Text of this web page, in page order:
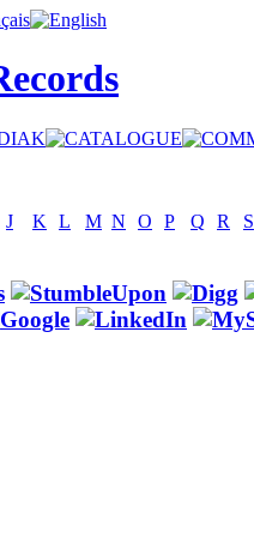
J K L M N O P Q R S